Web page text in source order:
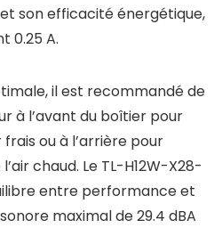
son efficacité énergétique,
0.25 A.
il est recommandé de
à l’avant du boîtier pour
frais ou à l’arrière pour
chaud. Le TL-H12W-X28-
entre performance et
maximal de 29.4 dBA